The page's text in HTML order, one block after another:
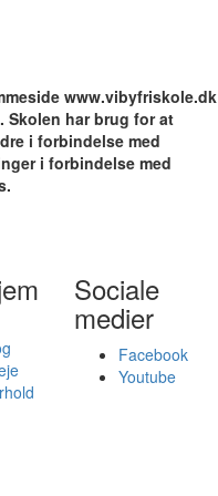
www.vibyfriskole.dk og
Skolen har brug for at
i forbindelse med
i forbindelse med
Sociale
medier
Facebook
Youtube